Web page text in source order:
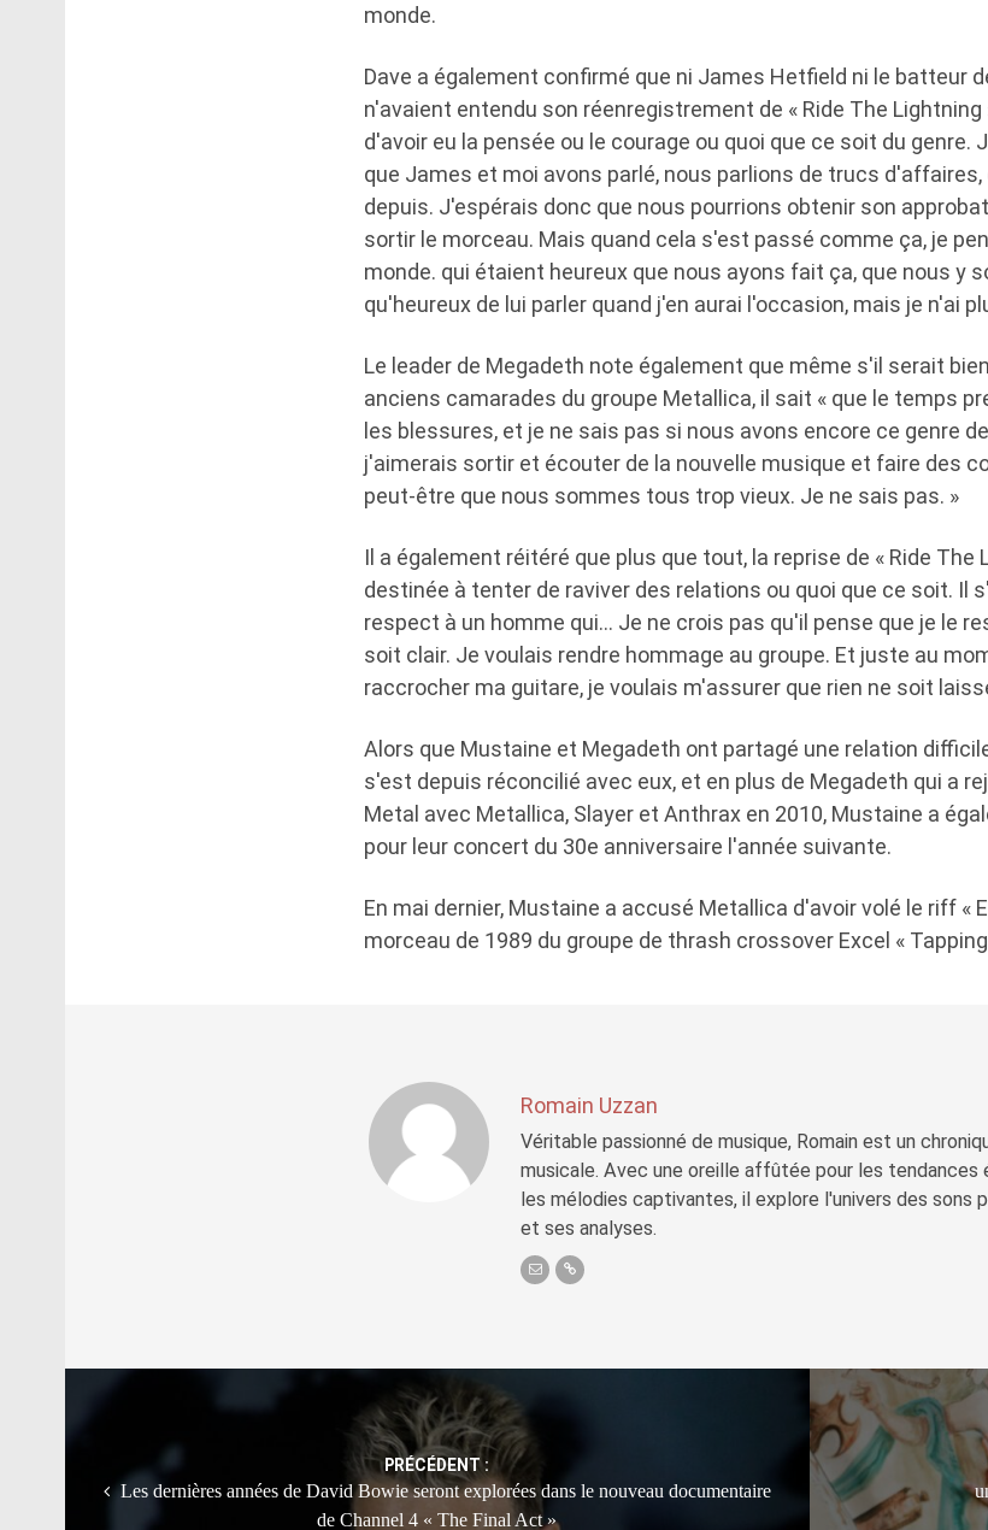
monde.
Dave a également confirmé que ni James Hetfield ni le batteur
n'avaient entendu son réenregistrement de « Ride The Lightning
d'avoir eu la pensée ou le courage ou quoi que ce soit du genre.
que James et moi avons parlé, nous parlions de trucs d'affaires,
depuis. J'espérais donc que nous pourrions obtenir son
sortir le morceau. Mais quand cela s'est passé comme ça, je
monde. qui étaient heureux que nous ayons fait ça, que nous y
qu'heureux de lui parler quand j'en aurai l'occasion, mais je n'ai
Le leader de Megadeth note également que même s'il serait
anciens camarades du groupe Metallica, il sait « que le temps
les blessures, et je ne sais pas si nous avons encore ce genre
j'aimerais sortir et écouter de la nouvelle musique et faire des
peut-être que nous sommes tous trop vieux. Je ne sais pas. »
Il a également réitéré que plus que tout, la reprise de « Ride The
destinée à tenter de raviver des relations ou quoi que ce soit. Il
respect à un homme qui… Je ne crois pas qu'il pense que je le
soit clair. Je voulais rendre hommage au groupe. Et juste au
raccrocher ma guitare, je voulais m'assurer que rien ne soit
Alors que Mustaine et Megadeth ont partagé une relation
s'est depuis réconcilié avec eux, et en plus de Megadeth qui a
Metal avec Metallica, Slayer et Anthrax en 2010, Mustaine a
pour leur concert du 30e anniversaire l'année suivante.
En mai dernier, Mustaine a accusé Metallica d'avoir volé le riff «
morceau de 1989 du groupe de thrash crossover Excel «
Romain Uzzan
Véritable passionné de musique, Romain est un
musicale. Avec une oreille affûtée pour les tendances
les mélodies captivantes, il explore l'univers des sons
et ses analyses.
PRÉCÉDENT :
Les dernières années de David Bowie seront explorées dans le nouveau documentaire
de Channel 4 « The Final Act »